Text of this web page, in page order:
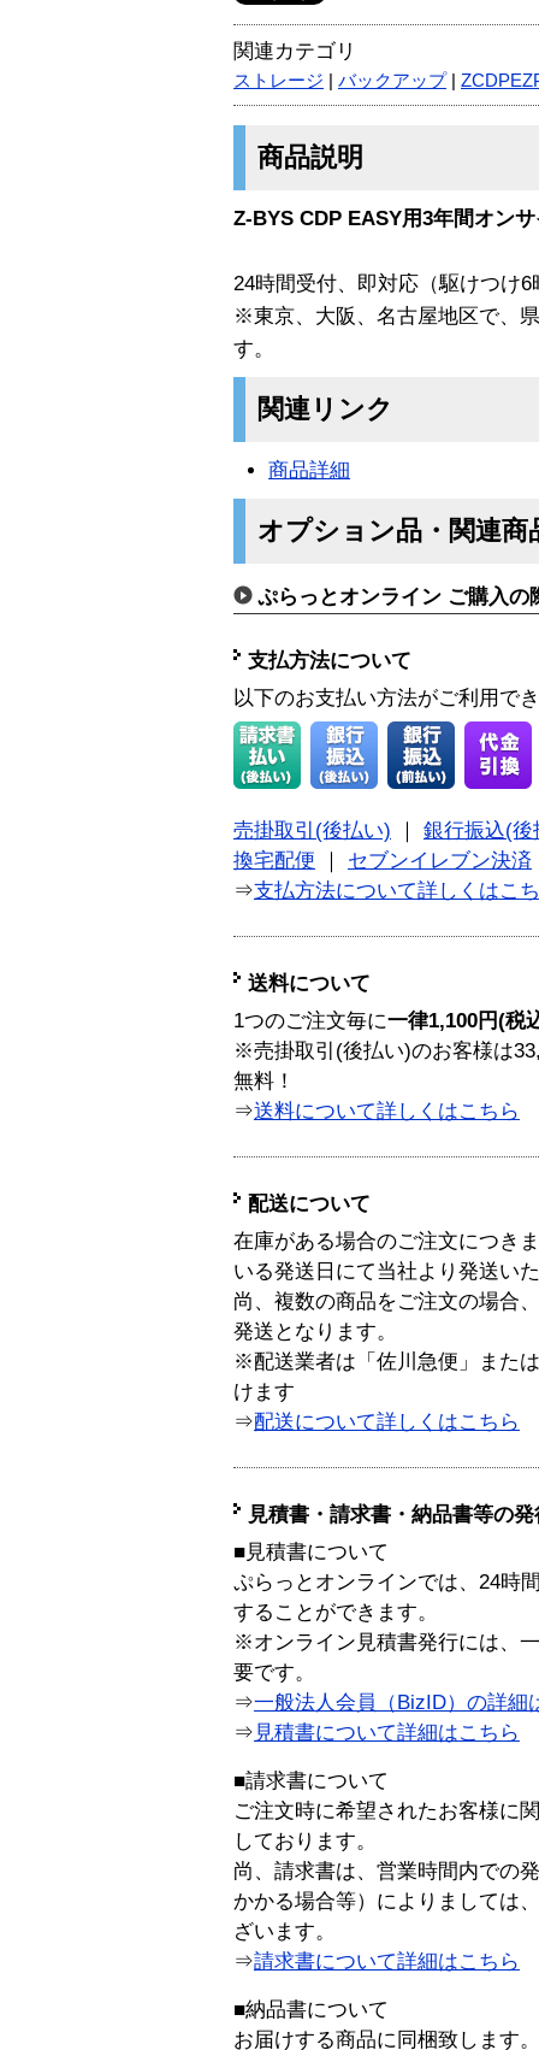
関連カテゴリ
ストレージ バックアップ|
商品説明
Z-BYS CDP EASY用3年間オン
24時間受付、即対応（駆けつけ6
※東京、大阪、名古屋地区で、
す。
関連リンク
商品詳細
オプション品・関連商
ぷらっとオンライン ご購入の
支払方法について
以下のお支払い方法がご利用で
売掛取引(後払い)
銀行振込(後
換宅配便
セブンイレブン決済
⇒支払方法について詳しくはこ
送料について
1つのご注文毎に一律1,100円(税
※売掛取引(後払い)のお客様は
無料！
⇒送料について詳しくはこちら
配送について
在庫がある場合のご注文につき
いる発送日にて当社より発送い
尚、複数の商品をご注文の場合
発送となります。
※配送業者は「佐川急便」また
けます
⇒配送について詳しくはこちら
見積書・請求書・納品書等の
■見積書について
ぷらっとオンラインでは、24時
することができます。
※オンライン見積書発行には、
要です。
⇒一般法人会員（BizID）の詳細
⇒ 見積書について詳細はこちら
■請求書について
ご注文時に希望されたお客様に
しております。
尚、請求書は、営業時間内での
かかる場合等）によりましては
ざいます。
⇒請求書について詳細はこちら
■納品書について
お届けする商品に同梱致します。